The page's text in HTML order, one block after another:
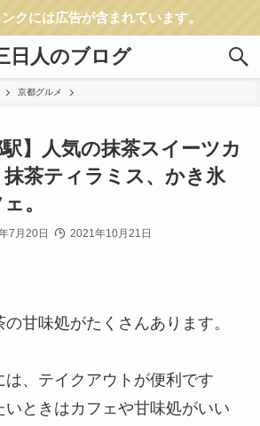
クには広告が含まれています。
日人のブログ
京都グルメ
駅】人気の抹茶スイーツカ
抹茶ティラミス、かき氷
。
7月20日 2021年10月21日
甘味処がたくさんあります。
は、テイクアウトが便利です
いときはカフェや甘味処がいい